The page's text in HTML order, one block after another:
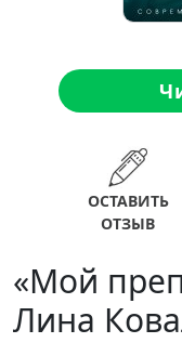
ОСТАВИТЬ
ОТЗЫВ
«Мой
Лина